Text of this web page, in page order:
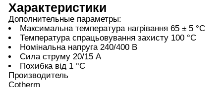
Характеристики
Дополнительные параметры:
Максимальна температура нагрівання 65 ± 5 °C
Температура спрацьовування захисту 100 °C
Номінальна напруга 240/400 В
Сила струму 20/15 А
Похибка від 1 °С
Производитель
Cotherm